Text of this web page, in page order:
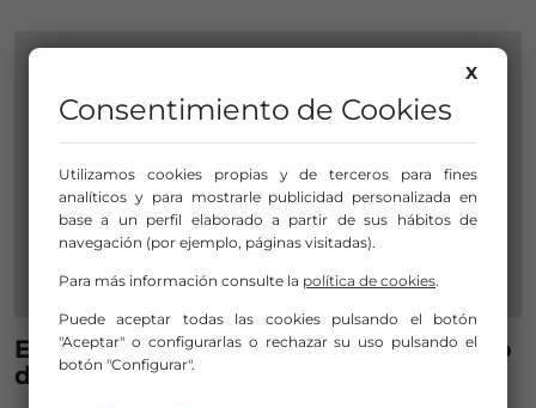
El gobierno estudia congelar el sueldo
de los funcionarios
X
Consentimiento de Cookies
Utilizamos cookies propias y de terceros para fines
analíticos y para mostrarle publicidad personalizada en
base a un perfil elaborado a partir de sus hábitos de
navegación (por ejemplo, páginas visitadas).
Para más información consulte la política de cookies.
Puede aceptar todas las cookies pulsando el botón
"Aceptar" o configurarlas o rechazar su uso pulsando el
botón "Configurar".